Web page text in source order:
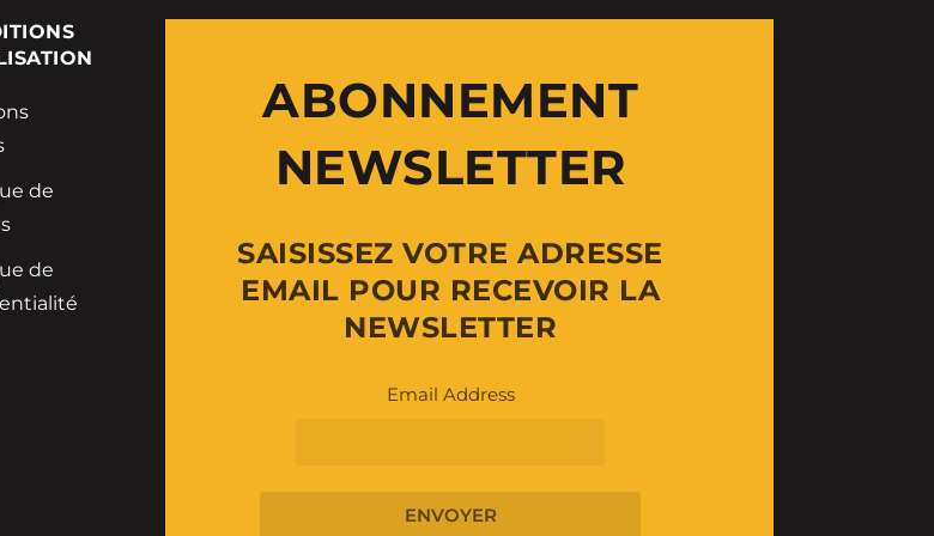
de
de
ABONNEMENT
NEWSLETTER
SAISISSEZ VOTRE ADRESSE
EMAIL POUR RECEVOIR LA
NEWSLETTER
Email Address